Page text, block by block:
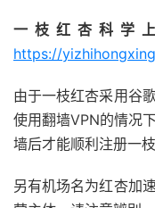
一枝红杏科学
https://
由于一枝红杏采用谷
使用翻墙VPN的情况
墙后才能顺利注册一
另有机场名为红杏加速